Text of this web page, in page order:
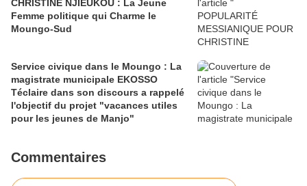
CHRISTINE NJIEUKOU : La Jeune
Femme politique qui Charme le
Moungo-Sud
Service civique dans le Moungo : La
magistrate municipale EKOSSO
Téclaire dans son discours a rappelé
l'objectif du projet "vacances utiles
pour les jeunes de Manjo"
Commentaires